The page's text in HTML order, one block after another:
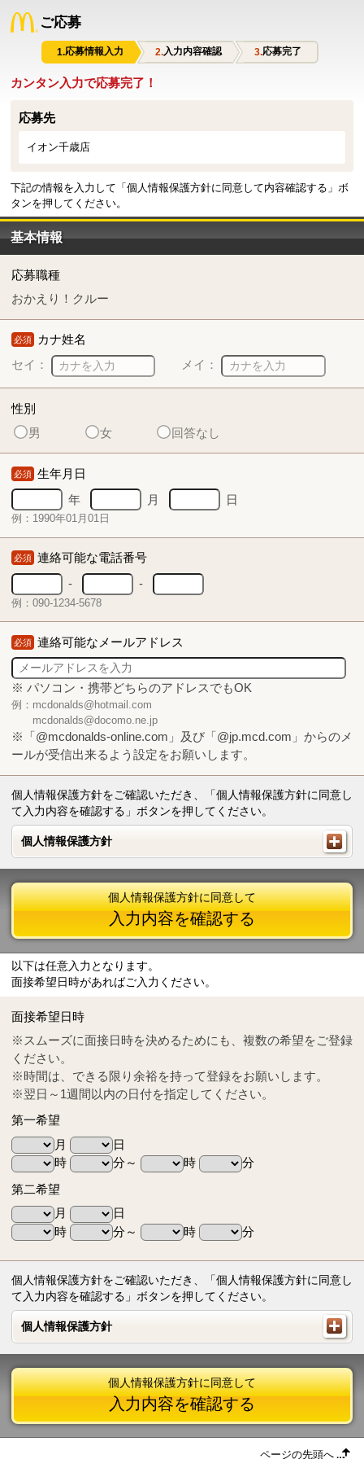
ご応募
応募情報入力 入力内容確認 応募完了
カンタン入力で応募完了！
応募先
イオン千歳店
下記の情報を入力して「個人情報保護方針に同意して内容確認する」ボ
タンを押してください。
基本情報
応募職種
おかえり！クルー
必須 カナ姓名
セイ：
メイ：
性別
男
女 回答なし
必須 生年月日
年
月 日
例：1990年01月01日
必須 連絡可能な電話番号
-
-
例：090-1234-5678
必須 連絡可能なメールアドレス
※ パソコン・携帯どちらのアドレスでもOK
例：mcdonalds@hotmail.com
mcdonalds@docomo.ne.jp
※「@mcdonalds-online.com」及び「@jp.mcd.com」からのメ
ールが受信出来るよう設定をお願いします。
個人情報保護方針をご確認いただき、「個人情報保護方針に同意し
て入力内容を確認する」ボタンを押してください。
個人情報保護方針
個人情報保護方針
Tel
0570-55-0314
個人情報保護方針に同意して
入力内容を確認する
以下は任意入力となります。
面接希望日時があればご入力ください。
面接希望日時
※スムーズに面接日時を決めるためにも、複数の希望をご登録
ください。
※時間は、できる限り余裕を持って登録をお願いします。
※翌日～1週間以内の日付を指定してください。
第一希望
月
日
時
分～ 時
分
第二希望
月
日
時
分～ 時 分
個人情報保護方針をご確認いただき、「個人情報保護方針に同意し
て入力内容を確認する」ボタンを押してください。
個人情報保護方針
個人情報保護方針
個人情報保護方針に同意して
入力内容を確認する
ページの先頭へ